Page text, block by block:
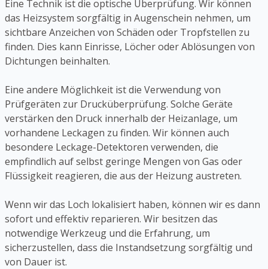
Eine Technik ist die optische Überprüfung. Wir können
das Heizsystem sorgfältig in Augenschein nehmen, um
sichtbare Anzeichen von Schäden oder Tropfstellen zu
finden. Dies kann Einrisse, Löcher oder Ablösungen von
Dichtungen beinhalten.
Eine andere Möglichkeit ist die Verwendung von
Prüfgeräten zur Drucküberprüfung. Solche Geräte
verstärken den Druck innerhalb der Heizanlage, um
vorhandene Leckagen zu finden. Wir können auch
besondere Leckage-Detektoren verwenden, die
empfindlich auf selbst geringe Mengen von Gas oder
Flüssigkeit reagieren, die aus der Heizung austreten.
Wenn wir das Loch lokalisiert haben, können wir es dann
sofort und effektiv reparieren. Wir besitzen das
notwendige Werkzeug und die Erfahrung, um
sicherzustellen, dass die Instandsetzung sorgfältig und
von Dauer ist.